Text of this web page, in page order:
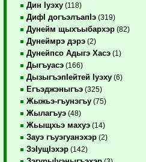
Дин Iуэху (118)
ДифI догъэлъапIэ (319)
Дунейм щыхъыбархэр (82)
Дунеймрэ дэрэ (2)
Дунейпсо Адыгэ Хасэ (1)
Дыгъуасэ (166)
ДызыгъэпIейтей Iуэху (6)
Егъэджэныгъэ (325)
Жыжьэ-гъунэгъу (75)
Жылагъуэ (48)
Жьыщхьэ махуэ (14)
Зауэ гъуэгуанэхэр (2)
ЗэIущIэхэр (142)